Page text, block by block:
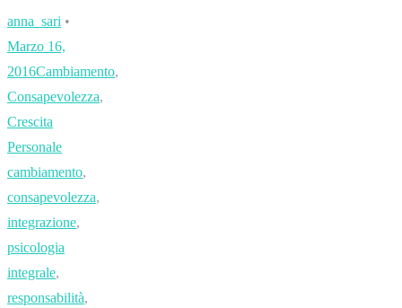
anna_sari •
Marzo 16,
2016Cambiamento,
Consapevolezza,
Crescita
Personale
cambiamento,
consapevolezza,
integrazione,
psicologia
integrale,
responsabilità,